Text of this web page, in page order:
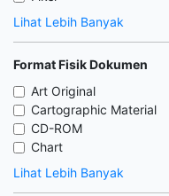
Lihat Lebih Banyak
Format Fisik Dokumen
Art Original
Cartographic Material
CD-ROM
Chart
Lihat Lebih Banyak